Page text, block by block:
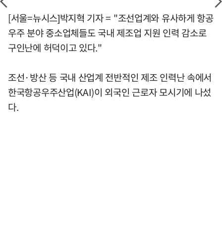
[서울=뉴시스]박지혁 기자 = "조선업계와 유사하게 항공
우주 분야 중소업체들도 국내 제조업 지원 인력 감소로
구인난에 허덕이고 있다."
조선·방산 등 국내 산업계 전반적인 제조 인력난 속에서
한국항공우주산업(KAI)이 외국인 근로자 모시기에 나섰
다.